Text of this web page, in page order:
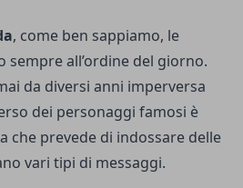
, come ben sappiamo, le
sempre all’ordine del giorno.
da diversi anni imperversa
dei personaggi famosi è
che prevede di indossare delle
vari tipi di messaggi.